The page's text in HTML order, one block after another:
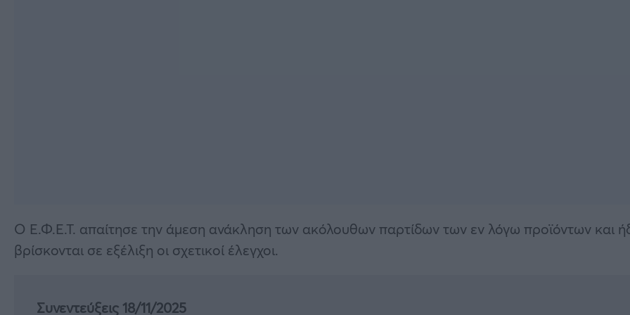
Ο Ε.Φ.Ε.Τ. απαίτησε την άμεση ανάκληση των ακόλουθων παρτίδων των εν λόγω προϊόντων και
βρίσκονται σε εξέλιξη οι σχετικοί έλεγχοι.
Συνεντεύξεις 18/11/2025